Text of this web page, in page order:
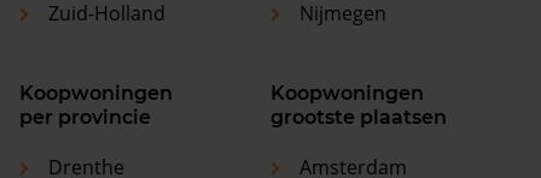
Zuid-Holland
Nijmegen
Koopwoningen
per provincie
Drenthe
Koopwoningen
grootste plaatsen
Amsterdam